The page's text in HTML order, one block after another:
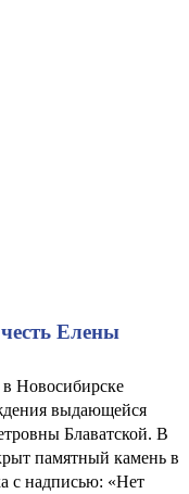
Елены
в Новосибирске
выдающейся
Блаватской. В
памятный камень в
с надписью: «Нет